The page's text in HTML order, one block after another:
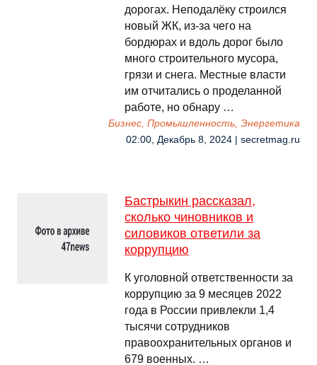
дорогах. Неподалёку строился
новый ЖК, из-за чего на
бордюрах и вдоль дорог было
много строительного мусора,
грязи и снега. Местные власти
им отчитались о проделанной
работе, но обнару …
Бизнес, Промышленность, Энергетика
02:00, Декабрь 8, 2024 | secretmag.ru
Бастрыкин рассказал,
сколько чиновников и
силовиков ответили за
коррупцию
К уголовной ответственности за
коррупцию за 9 месяцев 2022
года в России привлекли 1,4
тысячи сотрудников
правоохранительных органов и
679 военных. …